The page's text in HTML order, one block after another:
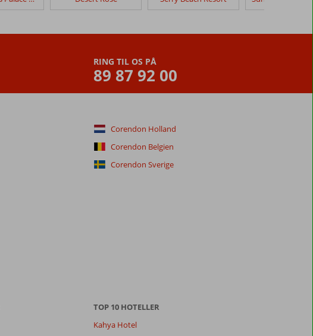
RING TIL OS PÅ
89 87 92 00
Corendon Holland
Corendon Belgien
Corendon Sverige
TOP 10 HOTELLER
Kahya Hotel